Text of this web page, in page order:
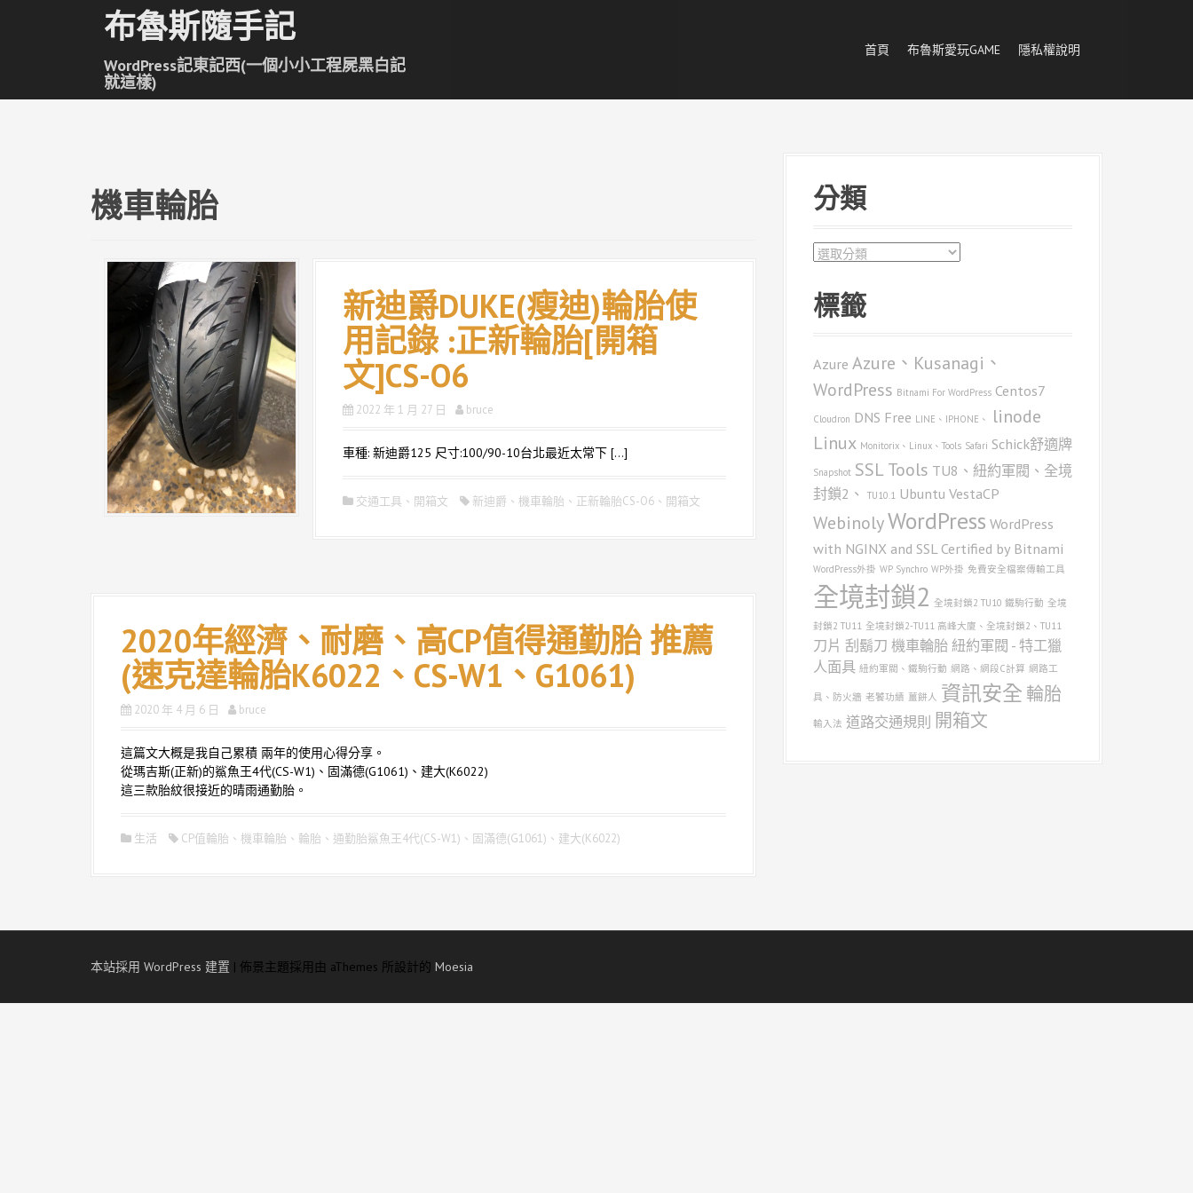
容
布魯斯隨手記
WordPress記東記西(一個小小工程屍黑白記
就這樣)
首頁 布魯斯愛玩GAME 隱私權說明
機車輪胎
新迪爵DUKE(瘦迪)輪胎使
用記錄 :正新輪胎[開箱
文]CS-O6
2022 年 1 月 27 日 bruce
車種: 新迪爵125 尺寸:100/90-10台北最近太常下 […]
交通工具 、 開箱文 新迪爵 、 機車輪胎 、 正新輪胎CS-O6 、 開箱文
2020年經濟、耐磨、高CP值得通勤胎 推薦
(速克達輪胎K6022、CS-W1、G1061)
2020 年 4 月 6 日 bruce
這篇文大概是我自己累積 兩年的使用心得分享。
從瑪吉斯(正新)的鯊魚王4代(CS-W1)、固滿德(G1061)、建大(K6022)
這三款胎紋很接近的晴雨通勤胎。
生活 CP值輪胎 、 機車輪胎 、 輪胎 、 通勤胎鯊魚王4代(CS-W1)、固滿德(G1061)、建大(K6022)
分類
分
標籤
Azure Azure、Kusanagi、
WordPress Bitnami For WordPress Centos7
Cloudron DNS Free LINE、IPHONE、
linode
Linux Monitorix、Linux、Tools Safari Schick舒適牌
Snapshot SSLTools TU8、紐約軍閥、全境
封鎖2、
TU10.1 Ubuntu VestaCP
WebinolyWordPress WordPress
with NGINX and SSL Certified by Bitnami
WordPress外掛 WP Synchro WP外掛 免費安全檔案傳輸工具
全境封鎖2 全境封鎖2 TU10 鐵駒行動 全境
封鎖2 TU11 全境封鎖2-TU11 高峰大廈、全境封鎖2、TU11
刀片 刮鬍刀 機車輪胎紐約軍閥 - 特工獵
人面具 紐約軍閥、鐵駒行動 網路、網段C計算 網路工
具、防火牆 老饕功績 薑餅人 資訊安全 輪胎
輸入法 道路交通規則 開箱文
本站採用 WordPress 建置 | 佈景主題採用由 aThemes 所設計的 Moesia